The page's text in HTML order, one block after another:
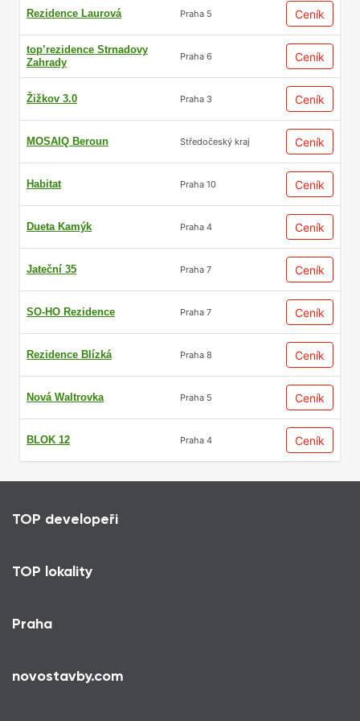
Podrobná dokumentace
ke každému projektu
Všechny podrobnosti k evidovaným
projektům, které developer dodal, zde
najdete na jednom místě – cenové podmínky,
fotogalerie a vizualizace, technické
specifikace, půdorysná řešení, profily
developerů včetně realizovaných projektů a
přesné harmonogramy dokončení
jednotlivých etap výstavby podle informací
4 hlavní výhody
pronájmu
developerských projektů
a technologie
Rezidence Laurová Praha 5 Ceník
top’rezidence Strnadovy
Zahrady
Praha 6 Ceník
Žižkov 3.0 Praha 3 Ceník
MOSAIQ Beroun Středočeský kraj Ceník
Habitat Praha 10 Ceník
Dueta Kamýk Praha 4 Ceník
Jateční 35 Praha 7 Ceník
SO-HO Rezidence Praha 7 Ceník
Rezidence Blízká Praha 8 Ceník
Nová Waltrovka Praha 5 Ceník
BLOK 12 Praha 4 Ceník
TOP developeři
TOP lokality
Praha
novostavby.com